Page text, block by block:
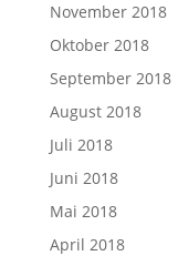
November 2018
Oktober 2018
September 2018
August 2018
Juli 2018
Juni 2018
Mai 2018
April 2018